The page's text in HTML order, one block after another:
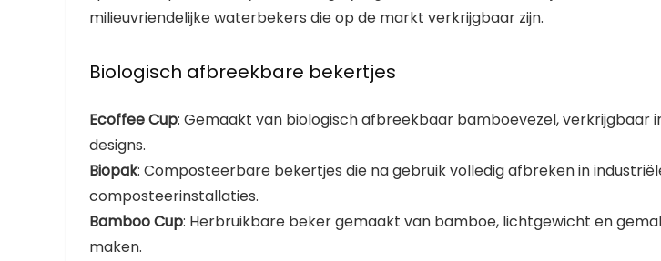
milieuvriendelijke waterbekers die op de markt verkrijgbaar zijn.
Biologisch afbreekbare bekertjes
Ecoffee Cup: Gemaakt van biologisch afbreekbaar bamboevezel, verkrijgbaar
designs.
Biopak: Composteerbare bekertjes die na gebruik volledig afbreken in
composteerinstallaties.
Bamboo Cup: Herbruikbare beker gemaakt van bamboe, lichtgewicht en
maken.